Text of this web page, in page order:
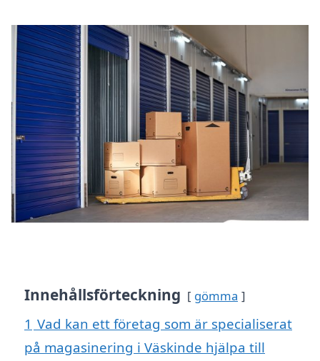
Innehållsförteckning gömma
1 Vad kan ett företag som är specialiserat
på magasinering i Väskinde hjälpa till